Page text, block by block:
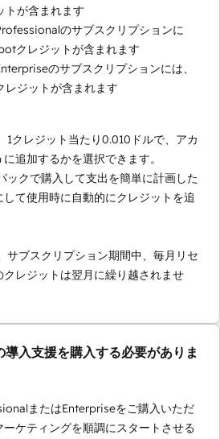
が含まれます
のサブスクリプションに
クレジットが含まれます
のサブスクリプションには、
ジットが含まれます
クレジット当たり0.010ドルで、アカ
追加するかを選択できます。
クで購入して支出を簡単に計画した
て使用時に自動的にクレジットを追
ブスクリプション期間中、毎月リセ
レジットは翌月に繰り越されませ
入支援を購入する必要がありま
またはEnterpriseをご購入いただ
ーケティングを順調にスタートさせる